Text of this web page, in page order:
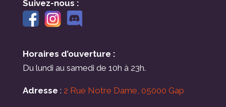
Suivez-nous :
Horaires d’ouverture :
Du lundi au samedi de 10h à 23h.
Adresse : 2 Rue Notre Dame, 05000 Gap